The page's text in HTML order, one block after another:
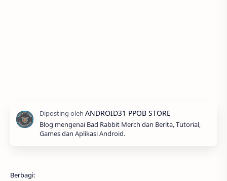
Blog mengenai Bad Rabbit Merch dan Berita, Tutorial,
Games dan Aplikasi Android.